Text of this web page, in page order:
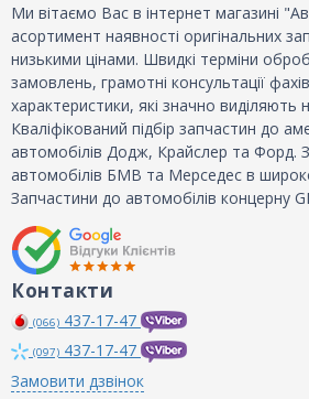
Ми вітаємо Вас в інтернет магазині
асортимент наявності оригінальних
низькими цінами. Швидкі терміни
замовлень, грамотні консультації
характеристики, які значно виділяють
Кваліфікований підбір запчастин до
автомобілів Додж, Крайслер та Форд.
автомобілів БМВ та Мерседес в
Запчастини до автомобілів концерну
Контакти
(066) 437-17-47
(097) 437-17-47
Замовити дзвінок